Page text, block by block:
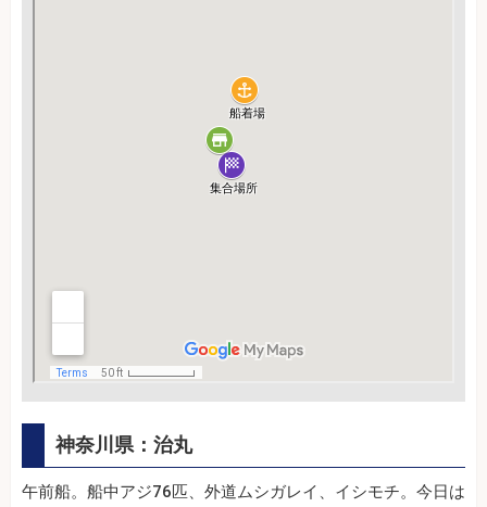
神奈川県：治丸
午前船。船中アジ76匹、外道ムシガレイ、イシモチ。今日は